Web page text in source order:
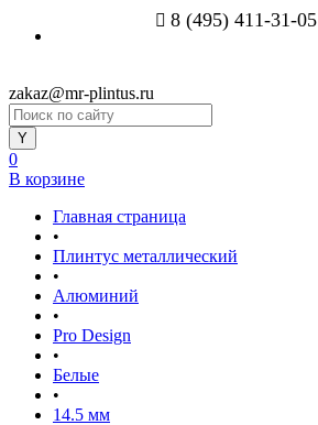
8 (495) 411-31-05
zakaz@mr-plintus.ru
0
В корзине
Главная страница
•
Плинтус металлический
•
Алюминий
•
Pro Design
•
Белые
•
14.5 мм